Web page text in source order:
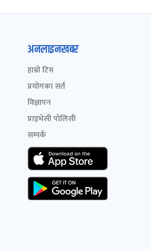
अनलाइनखबर
हाम्रो टिम
प्रयोगका सर्त
विज्ञापन
प्राइभेसी पोलिसी
सम्पर्क